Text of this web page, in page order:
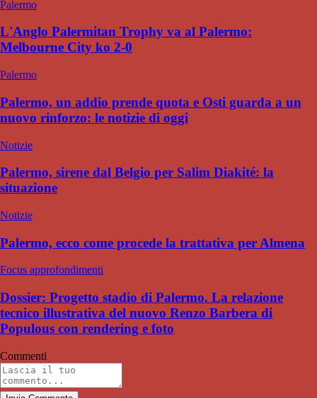
Palermo
L'Anglo Palermitan Trophy va al Palermo:
Melbourne City ko 2-0
Palermo
Palermo, un addio prende quota e Osti guarda a un
nuovo rinforzo: le notizie di oggi
Notizie
Palermo, sirene dal Belgio per Salim Diakité: la
situazione
Notizie
Palermo, ecco come procede la trattativa per Almena
Focus approfondimenti
Dossier: Progetto stadio di Palermo. La relazione
tecnico illustrativa del nuovo Renzo Barbera di
Populous con rendering e foto
Commenti